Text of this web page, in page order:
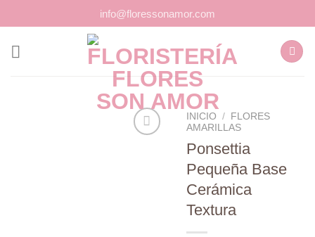
al
contenido
info@floressonamor.com
INICIO /
FLORES
AMARILLAS
Ponsettia
Pequeña Base
Cerámica
Textura